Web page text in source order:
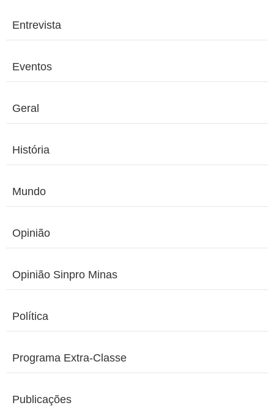
Entrevista
Eventos
Geral
História
Mundo
Opinião
Opinião Sinpro Minas
Política
Programa Extra-Classe
Publicações